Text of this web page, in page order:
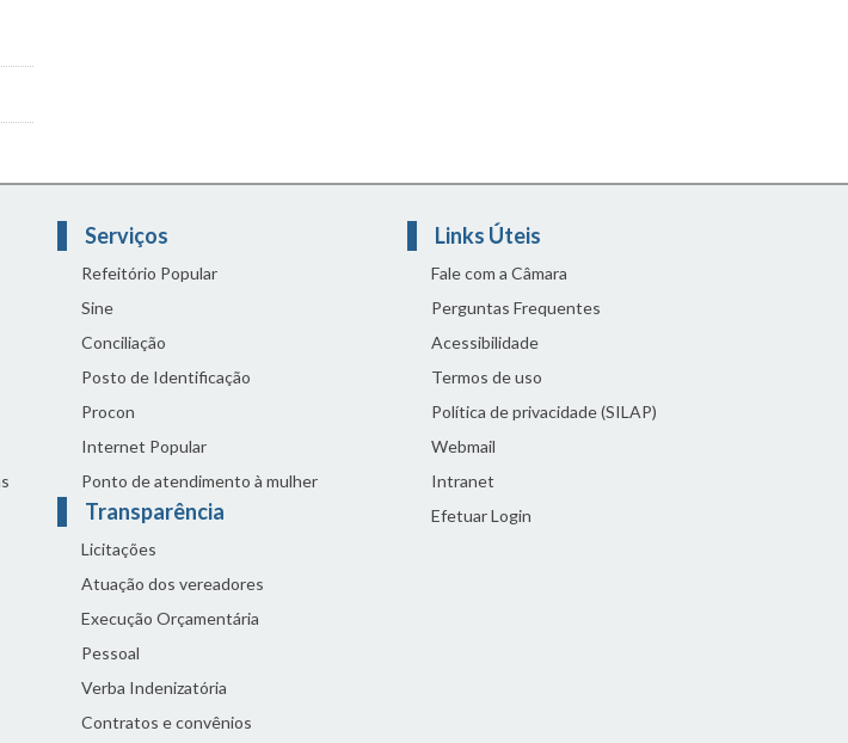
Serviços
Refeitório Popular
Sine
Conciliação
Posto de Identificação
Procon
Internet Popular
Ponto de atendimento à mulher
Transparência
Licitações
Atuação dos vereadores
Execução Orçamentária
Pessoal
Verba Indenizatória
Contratos e convênios
Links Úteis
Fale com a Câmara
Perguntas Frequentes
Acessibilidade
Termos de uso
Política de privacidade (SILAP)
Webmail
Intranet
Efetuar Login